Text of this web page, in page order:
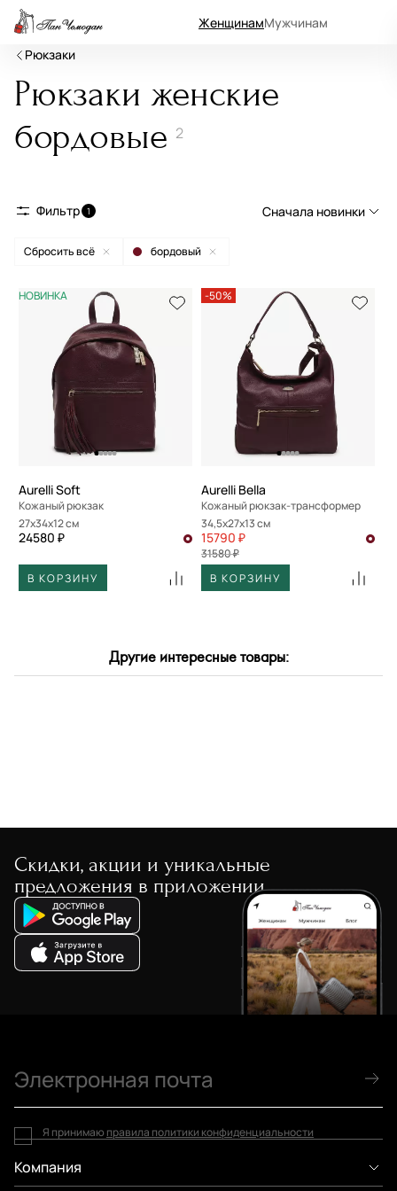
ЖенщинамМужчинам
Рюкзаки
Рюкзаки женские
бордовые 2
Фильтр 1 Сначала новинки
Сначала популярные
По возрастанию цены
По убыванию цены
По размеру скидки
По скорости доставки
Сбросить всё бордовый
НОВИНКА
Aurelli Soft
Кожаный рюкзак
27x34x12 см
24580 ₽
В КОРЗИНУ
-50%
Aurelli Bella
Кожаный рюкзак-трансформер
34,5x27x13 см
15790 ₽
31580 ₽
В КОРЗИНУ
Другие интересные товары:
Скидки, акции и уникальные
предложения в приложении
Компания
Я принимаю правила политики конфиденциальности